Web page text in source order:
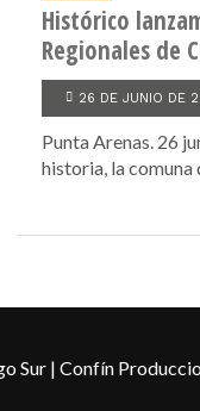
Histórico
Regionales de
26 DE JUNIO DE
Punta Arenas. 26
historia, la comuna
Sur | Confín